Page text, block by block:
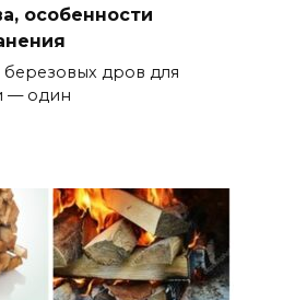
особенности
дров для
— один